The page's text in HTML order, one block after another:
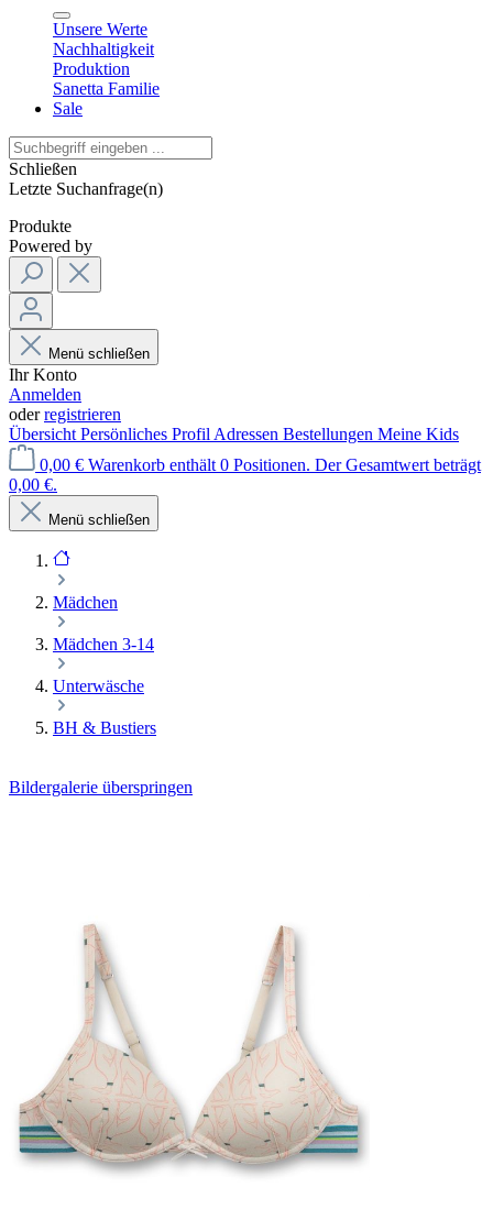
Unsere Werte
Nachhaltigkeit
Produktion
Sanetta Familie
Sale
Schließen
Letzte Suchanfrage(n)
Produkte
Powered by
Menü schließen
Ihr Konto
Anmelden
oderregistrieren
Übersicht Persönliches Profil Adressen Bestellungen Meine Kids
0,00 € Warenkorb enthält 0 Positionen. Der Gesamtwert beträgt
0,00 €.
Menü schließen
Mädchen
Mädchen 3-14
Unterwäsche
BH & Bustiers
Bildergalerie überspringen